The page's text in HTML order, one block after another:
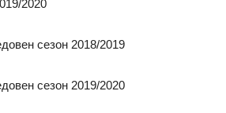
2020
сезон 2018/2019
сезон 2019/2020